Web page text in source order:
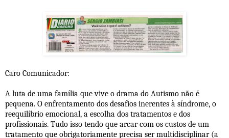
Caro Comunicador:
A luta de uma família que vive o drama do Autismo não é
pequena. O enfrentamento dos desafios inerentes à síndrome, o
reequilíbrio emocional, a escolha dos tratamentos e dos
profissionais. Tudo isso tendo que arcar com os custos de um
tratamento que obrigatoriamente precisa ser multidisciplinar (a